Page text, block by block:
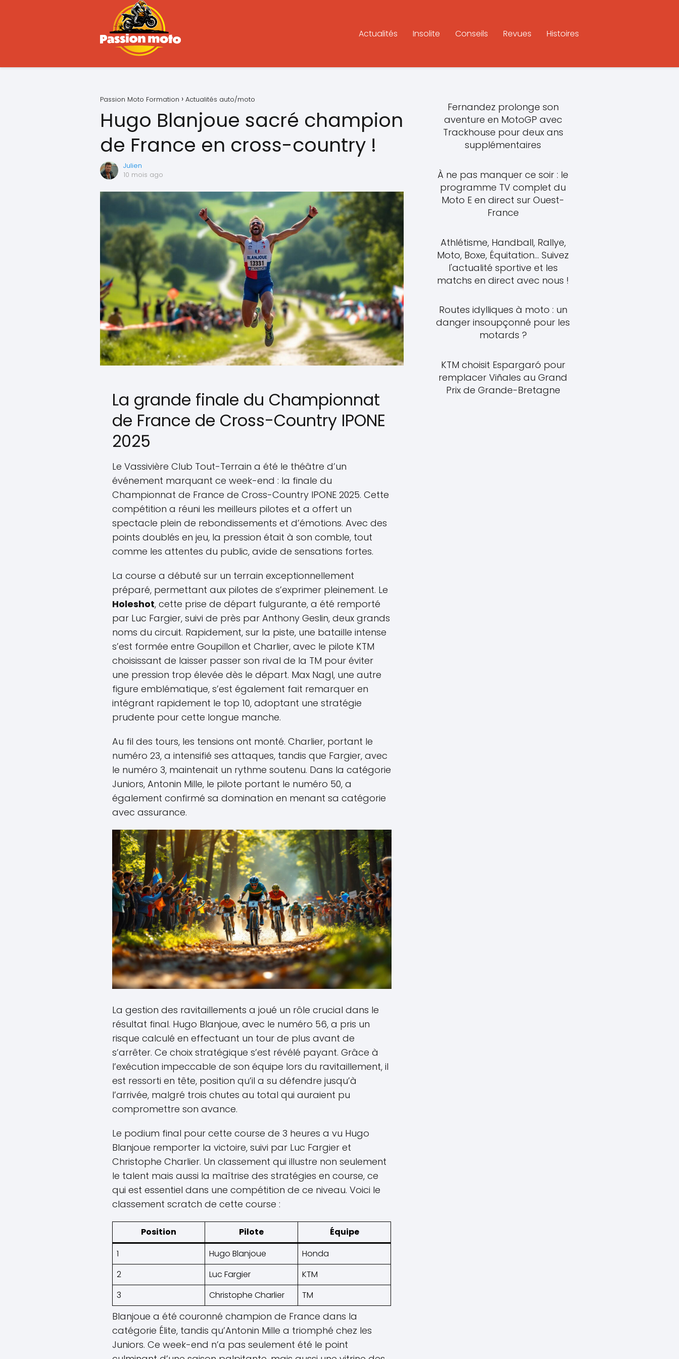
Actualités Insolite Conseils Revues Histoires
Passion Moto Formation Actualités auto/moto
Hugo Blanjoue sacré champion
de France en cross-country !
Julien
10 mois ago
La grande finale du Championnat
de France de Cross-Country IPONE
2025
Le Vassivière Club Tout-Terrain a été le théâtre d’un
événement marquant ce week-end : la finale du
Championnat de France de Cross-Country IPONE 2025. Cette
compétition a réuni les meilleurs pilotes et a offert un
spectacle plein de rebondissements et d’émotions. Avec des
points doublés en jeu, la pression était à son comble, tout
comme les attentes du public, avide de sensations fortes.
La course a débuté sur un terrain exceptionnellement
préparé, permettant aux pilotes de s’exprimer pleinement. Le
Holeshot, cette prise de départ fulgurante, a été remporté
par Luc Fargier, suivi de près par Anthony Geslin, deux grands
noms du circuit. Rapidement, sur la piste, une bataille intense
s’est formée entre Goupillon et Charlier, avec le pilote KTM
choisissant de laisser passer son rival de la TM pour éviter
une pression trop élevée dès le départ. Max Nagl, une autre
figure emblématique, s’est également fait remarquer en
intégrant rapidement le top 10, adoptant une stratégie
prudente pour cette longue manche.
Au fil des tours, les tensions ont monté. Charlier, portant le
numéro 23, a intensifié ses attaques, tandis que Fargier, avec
le numéro 3, maintenait un rythme soutenu. Dans la catégorie
Juniors, Antonin Mille, le pilote portant le numéro 50, a
également confirmé sa domination en menant sa catégorie
avec assurance.
La gestion des ravitaillements a joué un rôle crucial dans le
résultat final. Hugo Blanjoue, avec le numéro 56, a pris un
risque calculé en effectuant un tour de plus avant de
s’arrêter. Ce choix stratégique s’est révélé payant. Grâce à
l’exécution impeccable de son équipe lors du ravitaillement, il
est ressorti en tête, position qu’il a su défendre jusqu’à
l’arrivée, malgré trois chutes au total qui auraient pu
compromettre son avance.
Le podium final pour cette course de 3 heures a vu Hugo
Blanjoue remporter la victoire, suivi par Luc Fargier et
Christophe Charlier. Un classement qui illustre non seulement
le talent mais aussi la maîtrise des stratégies en course, ce
qui est essentiel dans une compétition de ce niveau. Voici le
classement scratch de cette course :
Position Pilote
Équipe
1
Hugo Blanjoue
Honda
2
Luc Fargier
KTM
3
Christophe Charlier TM
Blanjoue a été couronné champion de France dans la
catégorie Élite, tandis qu’Antonin Mille a triomphé chez les
Juniors. Ce week-end n’a pas seulement été le point
Fernandez prolonge son
aventure en MotoGP avec
Trackhouse pour deux ans
supplémentaires
À ne pas manquer ce soir : le
programme TV complet du
Moto E en direct sur Ouest-
France
Athlétisme, Handball, Rallye,
Moto, Boxe, Équitation... Suivez
l'actualité sportive et les
matchs en direct avec nous !
Routes idylliques à moto : un
danger insoupçonné pour les
motards ?
KTM choisit Espargaró pour
remplacer Viñales au Grand
Prix de Grande-Bretagne